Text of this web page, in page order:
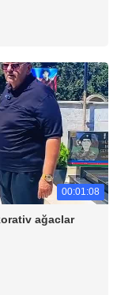
00:01:08
ağaclar